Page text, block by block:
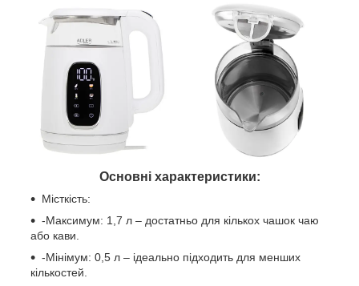
Основні характеристики:
Місткість:
-Максимум: 1,7 л – достатньо для кількох чашок чаю
або кави.
-Мінімум: 0,5 л – ідеально підходить для менших
кількостей.